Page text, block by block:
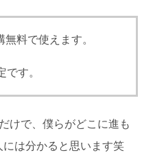
料で使えます。
す。
けで、僕らがどこに進も
は分かると思います笑